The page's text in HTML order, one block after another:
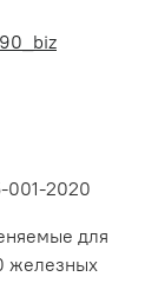
001-2020
для
железных